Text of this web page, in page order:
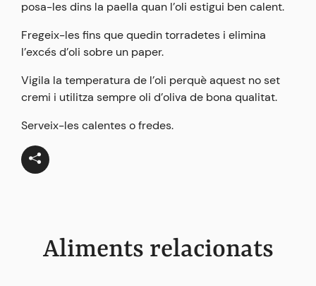
posa-les dins la paella quan l’oli estigui ben calent.
Fregeix-les fins que quedin torradetes i elimina
l’excés d’oli sobre un paper.
Vigila la temperatura de l’oli perquè aquest no set
cremi i utilitza sempre oli d’oliva de bona qualitat.
Serveix-les calentes o fredes.
Aliments relacionats